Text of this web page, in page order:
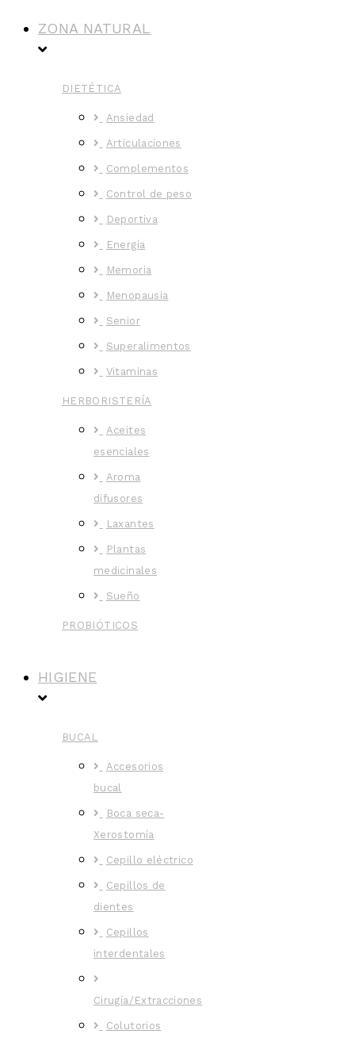
ZONA NATURAL
DIETÉTICA
Ansiedad
Articulaciones
Complementos
Control de peso
Deportiva
Energía
Memoria
Menopausia
Senior
Superalimentos
Vitaminas
HERBORISTERÍA
Aceites
esenciales
Aroma
difusores
Laxantes
Plantas
medicinales
Sueño
PROBIÓTICOS
HIGIENE
BUCAL
Accesorios
bucal
Boca seca-
Xerostomía
Cepillo eléctrico
Cepillos de
dientes
Cepillos
interdentales
Cirugía/Extracciones
Colutorios